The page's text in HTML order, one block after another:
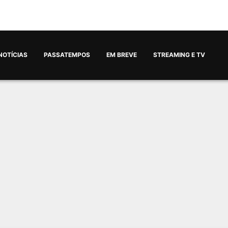
PASSATEMPOS EM BREVE STREAMING E TV